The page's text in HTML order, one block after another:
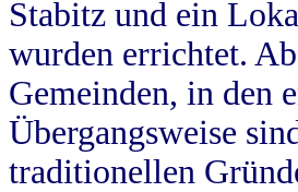
Stabitz und ein
wurden errichtet.
Gemeinden, in den
Übergangsweise
traditionellen